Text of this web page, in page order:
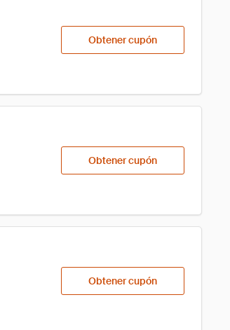
Obtener cupón
Obtener cupón
Obtener cupón